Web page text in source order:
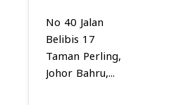
No 40 Jalan
Belibis 17
Taman Perling,
Johor Bahru,...